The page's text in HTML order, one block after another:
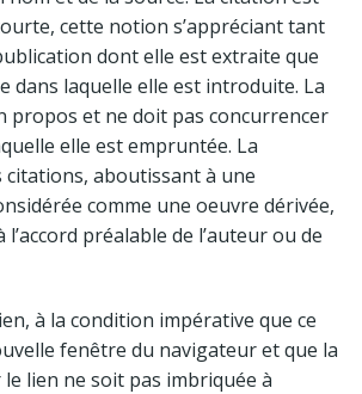
cette notion s’appréciant tant
dont elle est extraite que
dans laquelle elle est introduite. La
propos et ne doit pas concurrencer
elle est empruntée. La
aboutissant à une
comme une oeuvre dérivée,
préalable de l’auteur ou de
à la condition impérative que ce
fenêtre du navigateur et que la
lien ne soit pas imbriquée à